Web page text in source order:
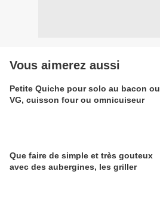
Vous aimerez aussi
Petite Quiche pour solo au bacon ou
VG, cuisson four ou omnicuiseur
Que faire de simple et très gouteux
avec des aubergines, les griller